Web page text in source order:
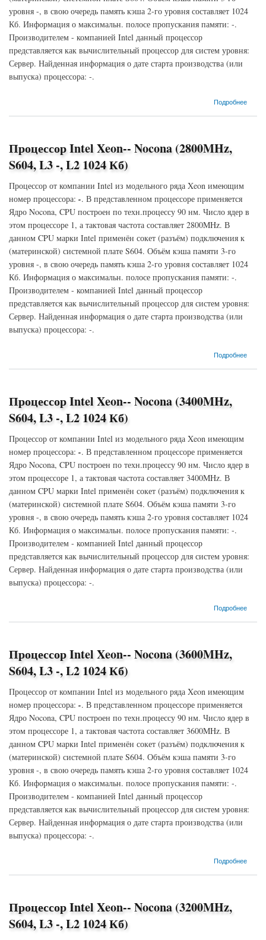
уровня -, в свою очередь память кэша 2-го уровня составляет 1024
Кб. Информация о максимальн. полосе пропускания памяти: -.
Производителем - компанией Intel данный процессор
представляется как вычислительный процессор для систем уровня:
Сервер. Найденная информация о дате старта производства (или
выпуска) процессора: -.
Подробнее
Процессор Intel Xeon-- Nocona (2800MHz,
S604, L3 -, L2 1024 Кб)
Процессор от компании Intel из модельного ряда Xeon имеющим
номер процессора: -. В представленном процессоре применяется
Ядро Nocona, CPU построен по техн.процессу 90 нм. Число ядер в
этом процессоре 1, а тактовая частота составляет 2800MHz. В
данном CPU марки Intel применён сокет (разъём) подключения к
(материнской) системной плате S604. Объём кэша памяти 3-го
уровня -, в свою очередь память кэша 2-го уровня составляет 1024
Кб. Информация о максимальн. полосе пропускания памяти: -.
Производителем - компанией Intel данный процессор
представляется как вычислительный процессор для систем уровня:
Сервер. Найденная информация о дате старта производства (или
выпуска) процессора: -.
Подробнее
Процессор Intel Xeon-- Nocona (3400MHz,
S604, L3 -, L2 1024 Кб)
Процессор от компании Intel из модельного ряда Xeon имеющим
номер процессора: -. В представленном процессоре применяется
Ядро Nocona, CPU построен по техн.процессу 90 нм. Число ядер в
этом процессоре 1, а тактовая частота составляет 3400MHz. В
данном CPU марки Intel применён сокет (разъём) подключения к
(материнской) системной плате S604. Объём кэша памяти 3-го
уровня -, в свою очередь память кэша 2-го уровня составляет 1024
Кб. Информация о максимальн. полосе пропускания памяти: -.
Производителем - компанией Intel данный процессор
представляется как вычислительный процессор для систем уровня:
Сервер. Найденная информация о дате старта производства (или
выпуска) процессора: -.
Подробнее
Процессор Intel Xeon-- Nocona (3600MHz,
S604, L3 -, L2 1024 Кб)
Процессор от компании Intel из модельного ряда Xeon имеющим
номер процессора: -. В представленном процессоре применяется
Ядро Nocona, CPU построен по техн.процессу 90 нм. Число ядер в
этом процессоре 1, а тактовая частота составляет 3600MHz. В
данном CPU марки Intel применён сокет (разъём) подключения к
(материнской) системной плате S604. Объём кэша памяти 3-го
уровня -, в свою очередь память кэша 2-го уровня составляет 1024
Кб. Информация о максимальн. полосе пропускания памяти: -.
Производителем - компанией Intel данный процессор
представляется как вычислительный процессор для систем уровня:
Сервер. Найденная информация о дате старта производства (или
выпуска) процессора: -.
Подробнее
Процессор Intel Xeon-- Nocona (3200MHz,
S604, L3 -, L2 1024 Кб)